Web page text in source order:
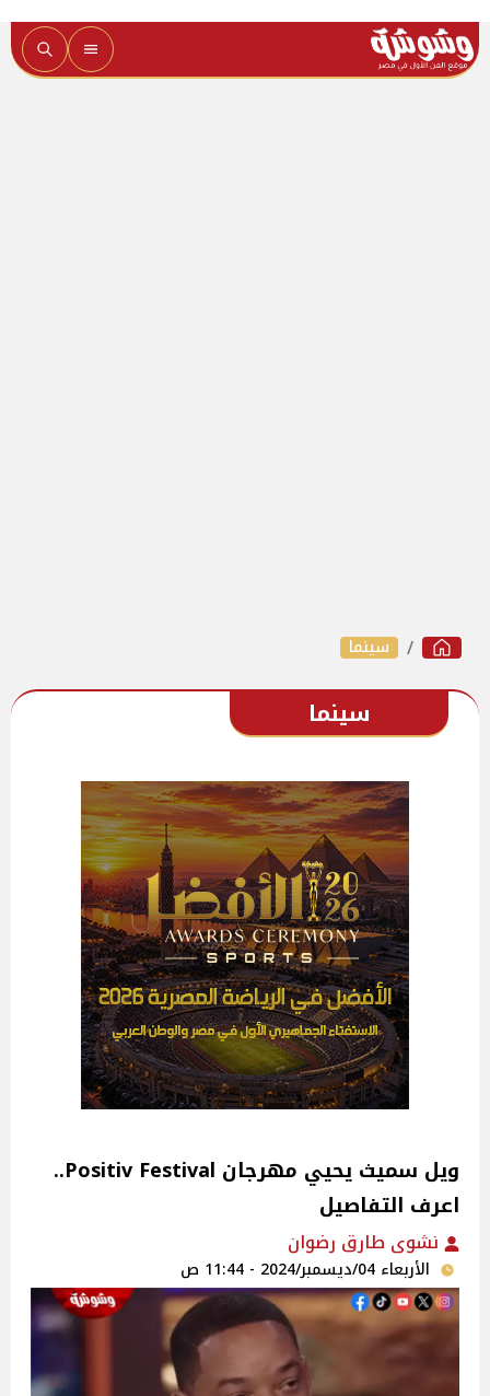
سينما
سينما
ويل سميث يحيي مهرجان Positiv Festival..
اعرف التفاصيل
نشوى طارق رضوان
الأربعاء 04/ديسمبر/2024 - 11:44 ص